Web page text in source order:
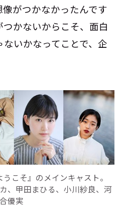
がつかなかったんです
つかないからこそ、面白
いかなってことで、企
こそ』のメインキャスト。
、甲田まひる、小川紗良、河
合優実